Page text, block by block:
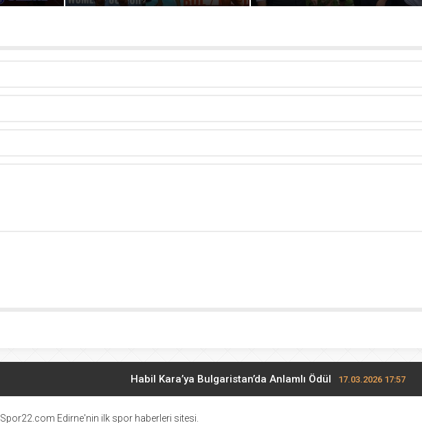
Habil Kara’ya Bulgaristan’da Anlamlı Ödül 17.03.2026 17:57
Midi Voleybolda finalistler belli oldu
Spor22.com Edirne'nin ilk spor haberleri sitesi.